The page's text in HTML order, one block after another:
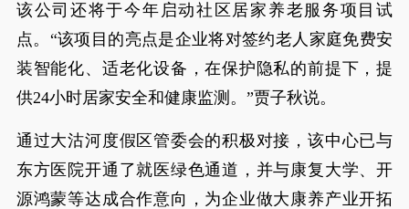
该公司还将于今年启动社区居家养老服务项目试
点。“该项目的亮点是企业将对签约老人家庭免费安
装智能化、适老化设备，在保护隐私的前提下，提
供24小时居家安全和健康监测。”贾子秋说。
通过大沽河度假区管委会的积极对接，该中心已与
东方医院开通了就医绿色通道，并与康复大学、开
源鸿蒙等达成合作意向，为企业做大康养产业开拓